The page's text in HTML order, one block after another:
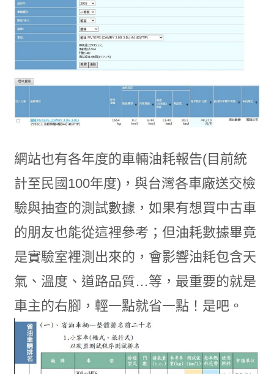
網站也有各年度的車輛油耗報告(目前統
計至民國100年度)，與台灣各車廠送交檢
驗與抽查的測試數據，如果有想買中古車
的朋友也能從這裡參考；但油耗數據畢竟
是實驗室裡測出來的，會影響油耗包含天
氣、溫度、道路品質…等，最重要的就是
車主的右腳，輕一點就省一點！是吧。